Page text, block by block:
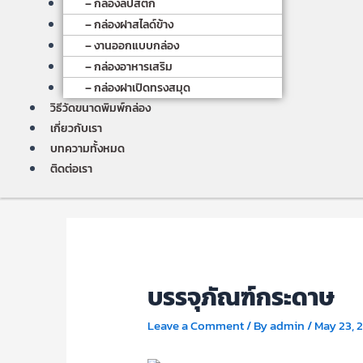
– กล่องลิปสติก
– กล่องฝาสไลด์ข้าง
– งานออกแบบกล่อง
– กล่องอาหารเสริม
– กล่องฝาเปิดทรงสมุด
วิธีวัดขนาดพิมพ์กล่อง
เกี่ยวกับเรา
บทความทั้งหมด
ติดต่อเรา
บรรจุภัณฑ์กระดาษ
Leave a Comment/ Byadmin/May 23,